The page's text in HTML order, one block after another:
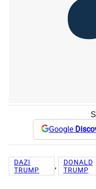
Google
DAZI
TRUMP
,
DONALD
TRUMP